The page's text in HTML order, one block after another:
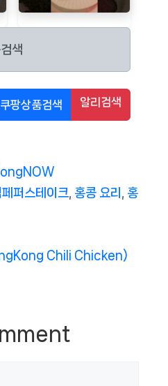
색
쿠팡상품검색 알리검색
퍼스테이크 홍콩 요리
홍
Chili Chicken)